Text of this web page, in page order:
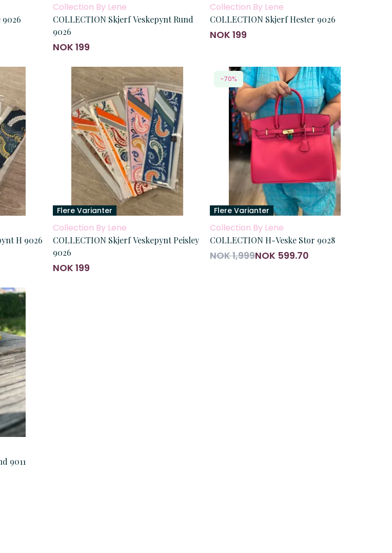
9026
Collection By Lene
COLLECTION Skjerf Veskepynt Rund
9026
NOK 199
Collection By Lene
COLLECTION Skjerf Hester 9026
NOK 199
H 9026
Flere Varianter
Collection By Lene
COLLECTION Skjerf Veskepynt Peisley
9026
NOK 199
-70%
Flere Varianter
Collection By Lene
COLLECTION H-Veske Stor 9028
NOK 1,999NOK 599.70
9011